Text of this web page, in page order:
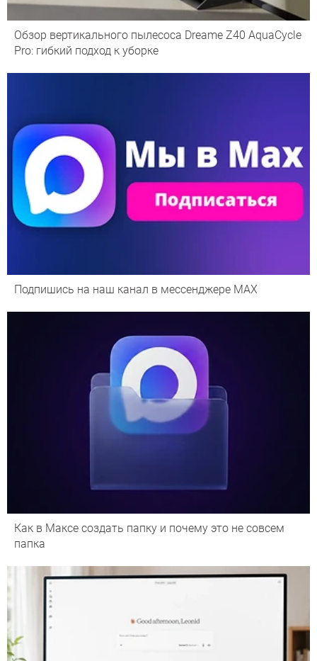
Обзор вертикального пылесоса Dreame Z40 AquaCycle
Pro: гибкий подход к уборке
Подпишись на наш канал в мессенджере МАХ
Как в Максе создать папку и почему это не совсем
папка